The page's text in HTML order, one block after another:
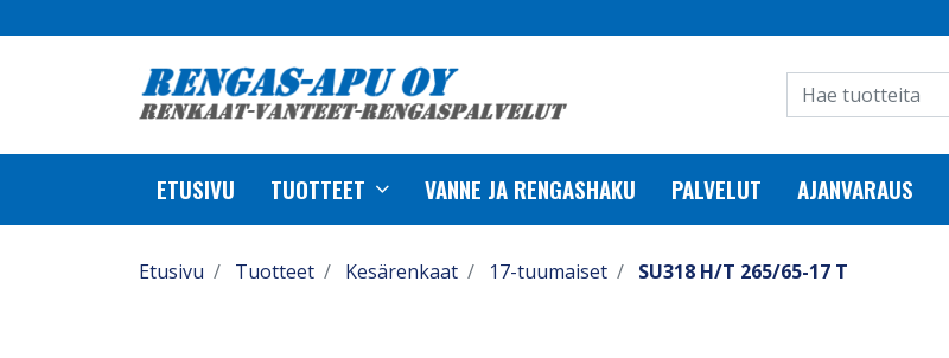
ETUSIVU TUOTTEET VANNE JA RENGASHAKU PALVELUT AJANVARAUS
Etusivu Tuotteet Kesärenkaat 17-tuumaiset SU318 H/T 265/65-17 T